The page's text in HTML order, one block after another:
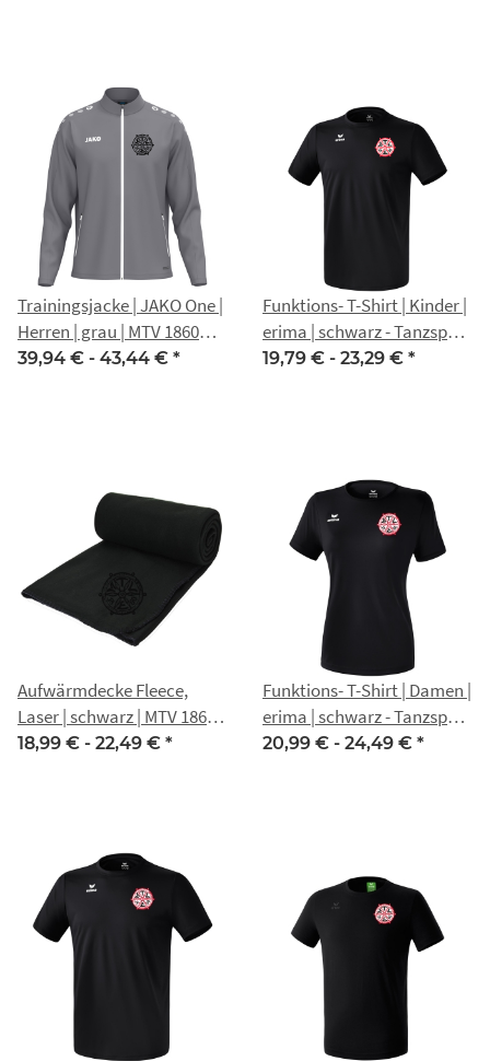
Trainingsjacke | JAKO One |
Herren | grau | MTV 1860
Erfurt
39,94 € - 43,44 € *
Funktions- T-Shirt | Kinder |
erima | schwarz - Tanzsport
MTV 1860 Erfurt
19,79 € - 23,29 € *
Aufwärmdecke Fleece,
Laser | schwarz | MTV 1860
Erfurt - Tanzsport
18,99 € - 22,49 € *
Funktions- T-Shirt | Damen |
erima | schwarz - Tanzsport
MTV 1860 Erfurt
20,99 € - 24,49 € *